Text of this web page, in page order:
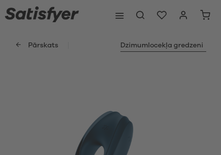
Pārskats Dzimumlocekļa gredzeni